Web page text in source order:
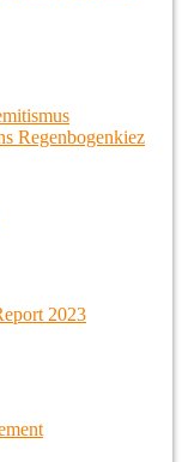
Regenbogenkiez
2023